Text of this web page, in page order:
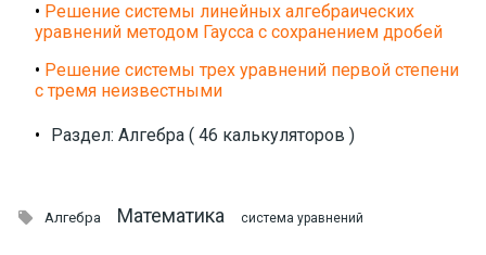
• Решение системы линейных алгебраических
уравнений методом Гаусса с сохранением дробей
• Решение системы трех уравнений первой степени
с тремя неизвестными
• Раздел: Алгебра ( 46 калькуляторов )
 Алгебра Математика система уравнений